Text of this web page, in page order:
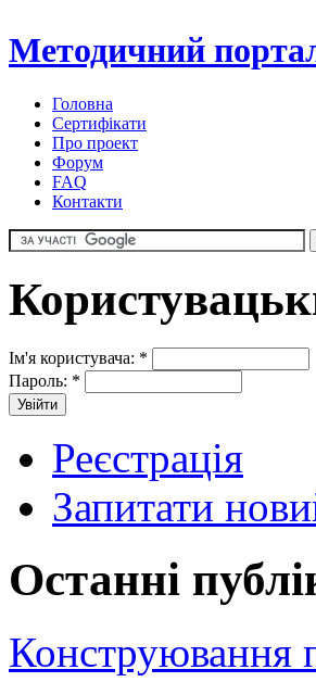
Методичний
Головна
Сертифікати
Про проект
Форум
FAQ
Контакти
Ім'я користувача: *
Пароль: *
Реєстрація
Запитати
Останні
Конструювання